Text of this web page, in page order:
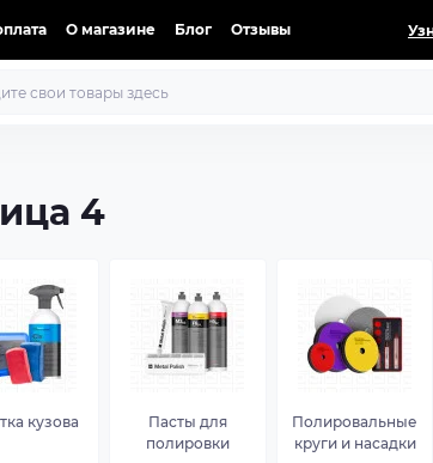
О магазине Блог Отзывы
4
кузова
Пасты для
полировки
Полировальные
круги и насадки